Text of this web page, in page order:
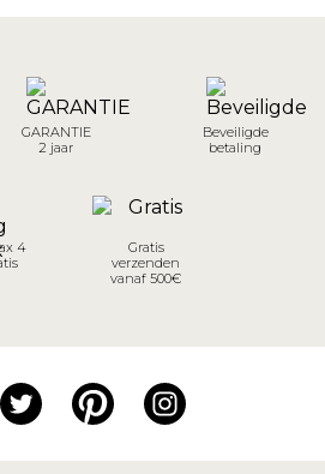
GARANTIE
2 jaar
Beveiligde
betaling
4
Gratis
verzenden
vanaf 500€